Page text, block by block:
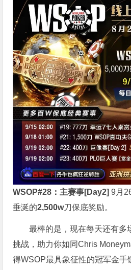
WSOP#28：主赛事[Day2] 9月
垂涎的2,500w刀保底奖励。
最棒的是，现在每天还有多
挑战，助力你如同Chris
得WSOP最具象征性的冠军金手